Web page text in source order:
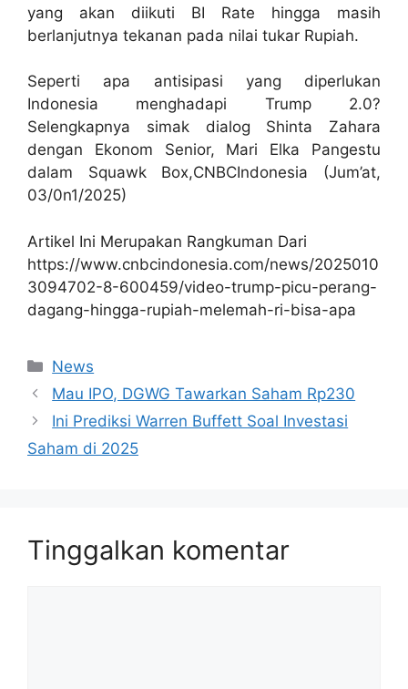
yang akan diikuti BI Rate hingga masih
berlanjutnya tekanan pada nilai tukar Rupiah.
Seperti apa antisipasi yang diperlukan
Indonesia menghadapi Trump 2.0?
Selengkapnya simak dialog Shinta Zahara
dengan Ekonom Senior, Mari Elka Pangestu
dalam Squawk Box,CNBCIndonesia (Jum’at,
03/0n1/2025)
Artikel Ini Merupakan Rangkuman Dari
https://www.cnbcindonesia.com/news/2025010
3094702-8-600459/video-trump-picu-perang-
dagang-hingga-rupiah-melemah-ri-bisa-apa
Kategori
News
Mau IPO, DGWG Tawarkan Saham Rp230
Ini Prediksi Warren Buffett Soal Investasi
Saham di 2025
Tinggalkan komentar